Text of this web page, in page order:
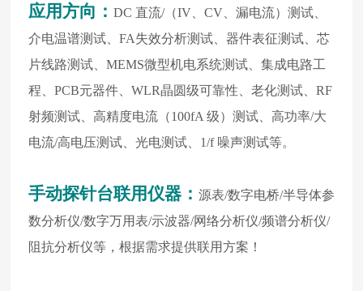
应用方向 ： DC 直流/（IV、CV、漏电流）测试、
介电温谱测试、FA失效分析测试、器件表征测试、芯
片线路测试、MEMS微型机电系统测试、集成电路工
程、PCB元器件、WLR晶圆级可靠性、老化测试、RF
射频测试、高精度电流（100fA 级）测试、高功率/大
电流/高电压测试、光电测试、1/f 噪声测试等。
手动探针台联用仪器： 源表/数字电桥/半导体参
数分析仪/数字万用表/示波器/网络分析仪/频谱分析仪/
阻抗分析仪等，根据需求提供联用方案！